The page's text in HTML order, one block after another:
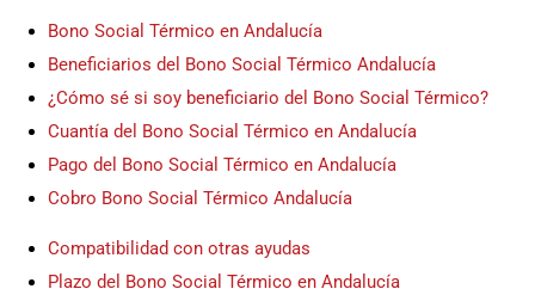
Bono Social Térmico en Andalucía
Beneficiarios del Bono Social Térmico Andalucía
¿Cómo sé si soy beneficiario del Bono Social Térmico?
Cuantía del Bono Social Térmico en Andalucía
Pago del Bono Social Térmico en Andalucía
Cobro Bono Social Térmico Andalucía
Compatibilidad con otras ayudas
Plazo del Bono Social Térmico en Andalucía